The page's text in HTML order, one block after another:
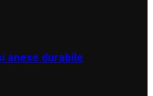
anexe durabile